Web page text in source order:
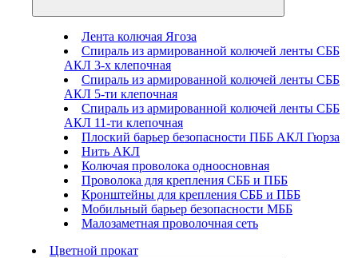
Лента колючая Ягоза
Спираль из армированной колючей ленты СББ
АКЛ 3-х клепочная
Спираль из армированной колючей ленты СББ
АКЛ 5-ти клепочная
Спираль из армированной колючей ленты СББ
АКЛ 11-ти клепочная
Плоский барьер безопасности ПББ АКЛ Гюрза
Нить АКЛ
Колючая проволока одноосновная
Проволока для крепления СББ и ПББ
Кронштейны для крепления СББ и ПББ
Мобильный барьер безопасности МББ
Малозаметная проволочная сеть
Цветной прокат